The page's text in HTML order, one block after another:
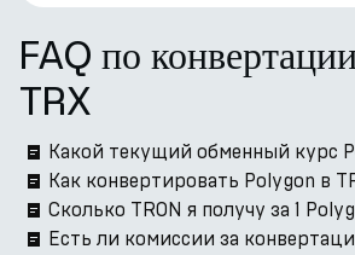
FAQ по
TRX
Какой текущий обменный курс
Как конвертировать Polygon в
Сколько TRON я получу за 1
Есть ли комиссии за